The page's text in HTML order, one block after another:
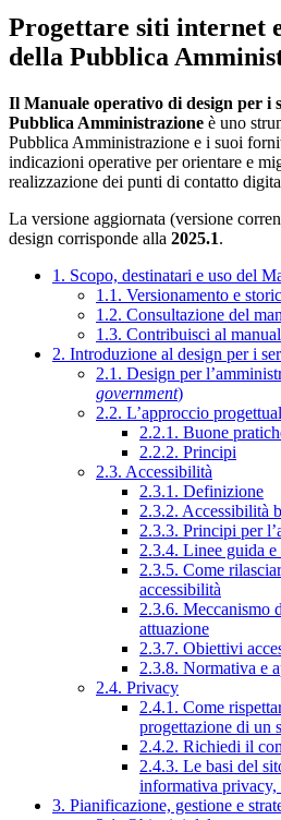
Progettare siti internet
della Pubblica
Il Manuale operativo di design per i
Pubblica Amministrazione è uno
Pubblica Amministrazione e i suoi
indicazioni operative per orientare e
realizzazione dei punti di contatto
La versione aggiornata (versione
design corrisponde alla 2025.1.
1. Scopo, destinatari e uso del
1.1. Versionamento e
1.2. Consultazione del
1.3. Contribuisci al
2. Introduzione al design per i
2.1. Design per
government)
2.2. L’approccio
2.2.1. Buone
2.2.2. Principi
2.3. Accessibilità
2.3.1. Definizione
2.3.2. Accessibilità
2.3.3. Principi per
2.3.4. Linee guida
2.3.5. Come
accessibilità
2.3.6. Meccanismo
attuazione
2.3.7. Obiettivi
2.3.8. Normativa e
2.4. Privacy
2.4.1. Come
progettazione di un
2.4.2. Richiedi il
2.4.3. Le basi del
informativa
3. Pianificazione, gestione e